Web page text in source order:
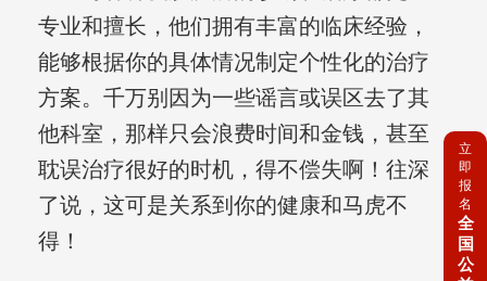
专业和擅长，他们拥有丰富的临床经验，
能够根据你的具体情况制定个性化的治疗
方案。千万别因为一些谣言或误区去了其
他科室，那样只会浪费时间和金钱，甚至
耽误治疗很好的时机，得不偿失啊！往深
了说，这可是关系到你的健康和马虎不
得！
立
即
报
名
全
国
公